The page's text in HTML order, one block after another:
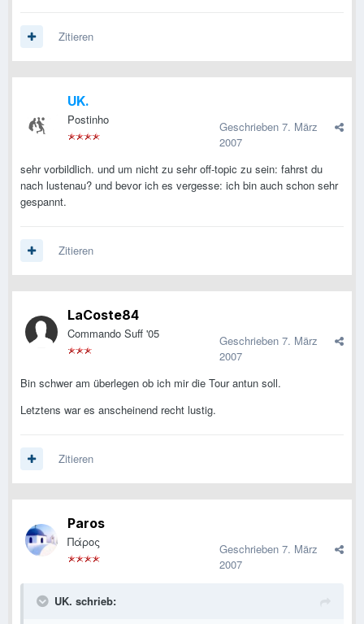
Zitieren
UK.
Postinho Geschrieben 7. März
2007
sehr vorbildlich. und um nicht zu sehr off-topic zu sein: fahrst du
nach lustenau? und bevor ich es vergesse: ich bin auch schon sehr
gespannt.
Zitieren
LaCoste84
Commando Suff '05 Geschrieben 7. März
2007
Bin schwer am überlegen ob ich mir die Tour antun soll.
Letztens war es anscheinend recht lustig.
Zitieren
Paros
Πάρος Geschrieben 7. März
2007
UK. schrieb: